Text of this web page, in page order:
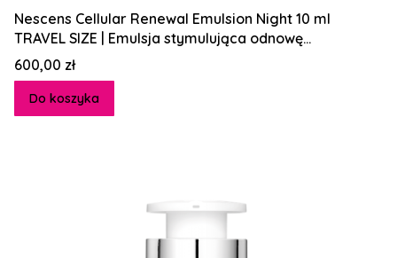
Nescens Cellular Renewal Emulsion Night 10 ml
TRAVEL SIZE | Emulsja stymulująca odnowę
komórkową
Cena
600,00 zł
Do koszyka